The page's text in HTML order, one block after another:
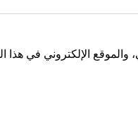
والموقع الإلكتروني في هذا